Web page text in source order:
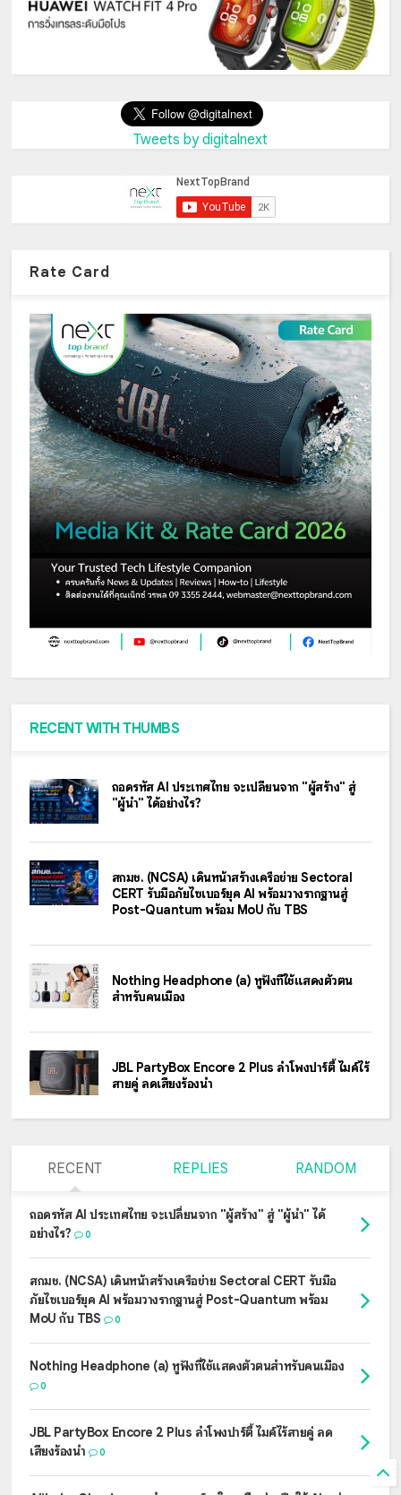
Tweets by digitalnext
Rate Card
RECENT WITH THUMBS
ถอดรหัส AI ประเทศไทย จะเปลี่ยนจาก "ผู้สร้าง" สู่
"ผู้นำ" ได้อย่างไร?
สกมช. (NCSA) เดินหน้าสร้างเครือข่าย Sectoral
CERT รับมือภัยไซเบอร์ยุค AI พร้อมวางรากฐานสู่
Post-Quantum พร้อม MoU กับ TBS
Nothing Headphone (a) หูฟังที่ใช้แสดงตัวตน
สำหรับคนเมือง
JBL PartyBox Encore 2 Plus ลำโพงปาร์ตี้ ไมค์ไร้
สายคู่ ลดเสียงร้องนำ
RECENT REPLIES RANDOM
ถอดรหัส AI ประเทศไทย จะเปลี่ยนจาก "ผู้สร้าง" สู่ "ผู้นำ" ได้
อย่างไร?
0
สกมช. (NCSA) เดินหน้าสร้างเครือข่าย Sectoral CERT รับมือ
ภัยไซเบอร์ยุค AI พร้อมวางรากฐานสู่ Post-Quantum พร้อม
MoU กับ TBS
0
Nothing Headphone (a) หูฟังที่ใช้แสดงตัวตนสำหรับคนเมือง
0
JBL PartyBox Encore 2 Plus ลำโพงปาร์ตี้ ไมค์ไร้สายคู่ ลด
เสียงร้องนำ
0